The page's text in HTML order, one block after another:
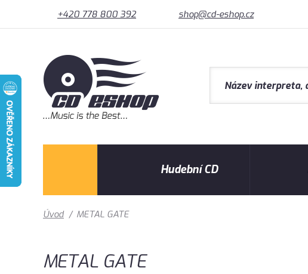
+420 778 800 392 shop@cd-eshop.cz
Hudební CD
Úvod / METAL GATE
METAL GATE